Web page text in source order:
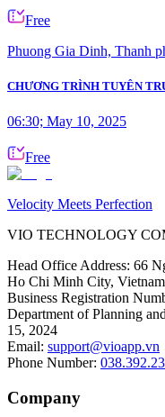
Free
Phuong Gia Dinh, Thanh
CHƯƠNG TRÌNH TUYÊN
06:30; May 10, 2025
Free
Velocity Meets Perfection
VIO TECHNOLOGY
Head Office Address: 66
Ho Chi Minh City, Vietnam
Business Registration
Department of Planning
15, 2024
Email: support@vioapp.vn
Phone Number:
Company